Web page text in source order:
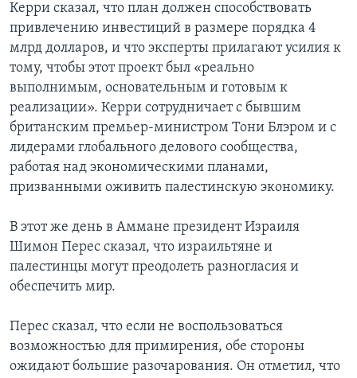
Керри сказал, что план должен способствовать
привлечению инвестиций в размере порядка 4
млрд долларов, и что эксперты прилагают усилия к
тому, чтобы этот проект был «реально
выполнимым, основательным и готовым к
реализации». Керри сотрудничает с бывшим
британским премьер-министром Тони Блэром и с
лидерами глобального делового сообщества,
работая над экономическими планами,
призванными оживить палестинскую экономику.
В этот же день в Аммане президент Израиля
Шимон Перес сказал, что израильтяне и
палестинцы могут преодолеть разногласия и
обеспечить мир.
Перес сказал, что если не воспользоваться
возможностью для примирения, обе стороны
ожидают большие разочарования. Он отметил, что